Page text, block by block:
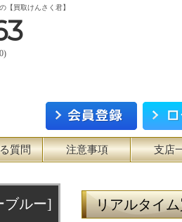
【買取けんさく君】
質問 注意事項 支店
ブルー]
リアルタイ